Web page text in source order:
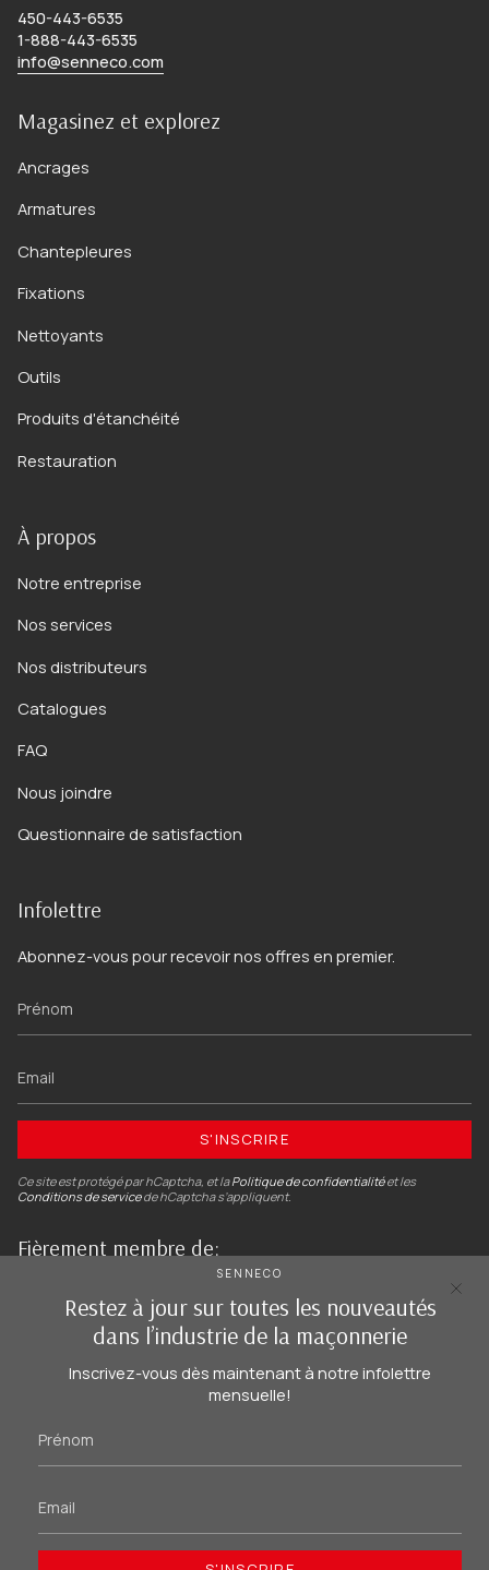
450-443-6535
1-888-443-6535
info@senneco.com
Magasinez et explorez
Ancrages
Armatures
Chantepleures
Fixations
Nettoyants
Outils
Produits d'étanchéité
Restauration
À propos
Notre entreprise
Nos services
Nos distributeurs
Catalogues
FAQ
Nous joindre
Questionnaire de satisfaction
Infolettre
Abonnez-vous pour recevoir nos offres en premier.
S'INSCRIRE
Ce site est protégé par hCaptcha, et laPolitique de confidentialitéet les
Conditions de servicede hCaptcha s’appliquent.
Fièrement membre de:
Langue
FR
SENNECO
Restez à jour sur toutes les nouveautés
dans l’industrie de la maçonnerie
Inscrivez-vous dès maintenant à notre infolettre
mensuelle!